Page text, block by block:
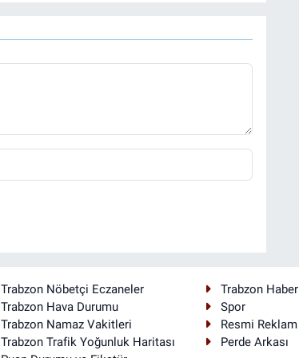
Trabzon Nöbetçi Eczaneler
Trabzon Hava Durumu
Trabzon Namaz Vakitleri
Trabzon Trafik Yoğunluk Haritası
Trabzon Haber
Spor
Resmi Reklam
Perde Arkası